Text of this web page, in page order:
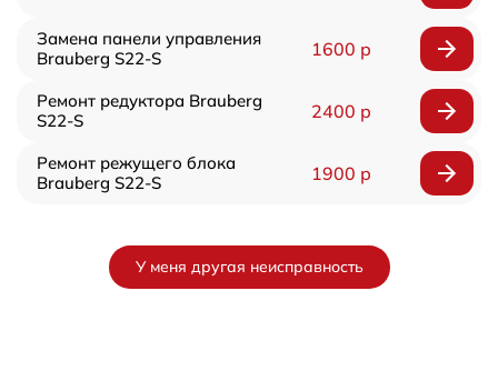
Замена панели управления
Brauberg S22-S
1600 р
Ремонт редуктора Brauberg
S22-S
2400 р
Ремонт режущего блока
Brauberg S22-S
1900 р
У меня другая неисправность